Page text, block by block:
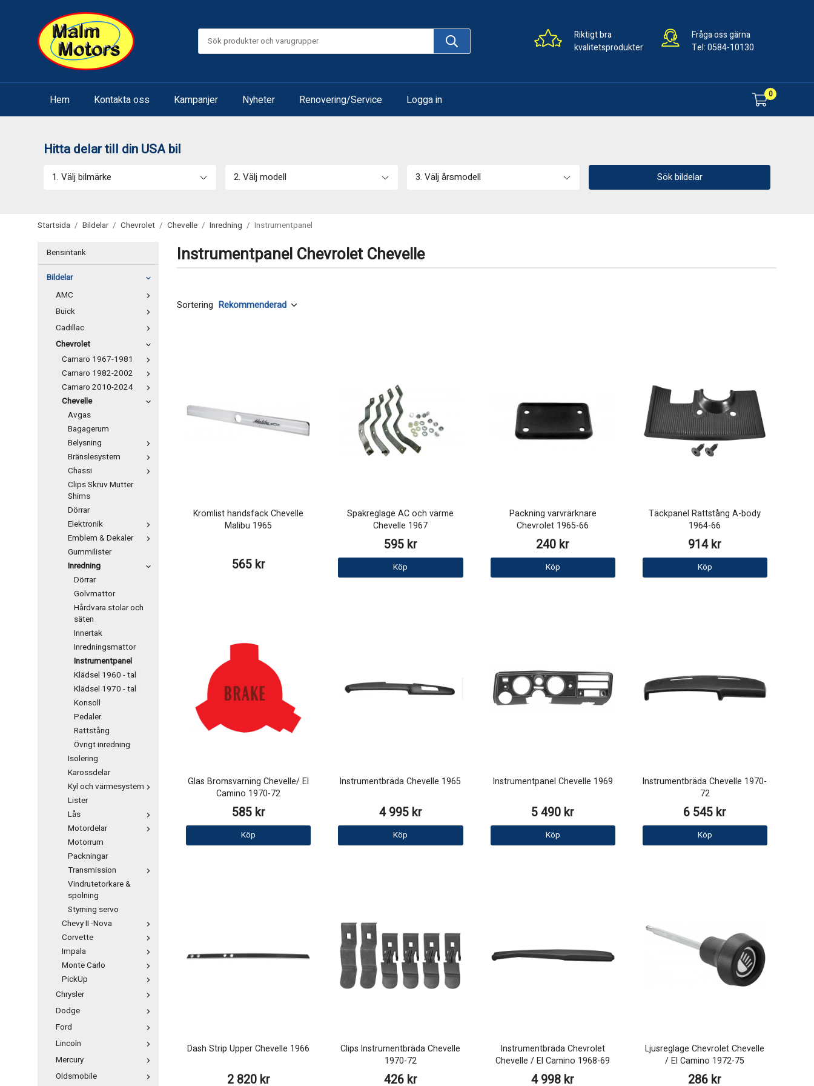
Riktigt bra
kvalitetsprodukter
Fråga oss gärna
Tel:0584-10130
Hem Kontakta oss Kampanjer Nyheter Renovering/Service Logga in 0
Hitta delar till din USA bil
1. Välj bilmärke 2. Välj modell 3. Välj årsmodell Sök bildelar
Startsida / Bildelar / Chevrolet / Chevelle / Inredning / Instrumentpanel
Bensintank
Bildelar
AMC
Buick
Cadillac
Chevrolet
Camaro 1967-1981
Camaro 1982-2002
Camaro 2010-2024
Chevelle
Avgas
Bagagerum
Belysning
Bränslesystem
Chassi
Clips Skruv Mutter
Shims
Dörrar
Elektronik
Emblem & Dekaler
Gummilister
Inredning
Dörrar
Golvmattor
Hårdvara stolar och
säten
Innertak
Inredningsmattor
Instrumentpanel
Klädsel 1960 - tal
Klädsel 1970 - tal
Konsoll
Pedaler
Rattstång
Övrigt inredning
Isolering
Karossdelar
Kyl och värmesystem
Lister
Lås
Motordelar
Motorrum
Packningar
Transmission
Vindrutetorkare &
spolning
Styrning servo
Chevy II -Nova
Corvette
Impala
Monte Carlo
PickUp
Chrysler
Dodge
Ford
Lincoln
Mercury
Oldsmobile
Instrumentpanel Chevrolet Chevelle
Sortering
Kromlist handsfack Chevelle
Malibu 1965
565 kr
Spakreglage AC och värme
Chevelle 1967
595 kr
Köp
Packning varvrärknare
Chevrolet 1965-66
240 kr
Köp
Täckpanel Rattstång A-body
1964-66
914 kr
Köp
Glas Bromsvarning Chevelle/ El
Camino 1970-72
585 kr
Köp
Instrumentbräda Chevelle 1965
4 995 kr
Köp
Instrumentpanel Chevelle 1969
5 490 kr
Köp
Instrumentbräda Chevelle 1970-
72
6 545 kr
Köp
Dash Strip Upper Chevelle 1966
2 820 kr
Clips Instrumentbräda Chevelle
1970-72
426 kr
Instrumentbräda Chevrolet
Chevelle / El Camino 1968-69
4 998 kr
Ljusreglage Chevrolet Chevelle
/ El Camino 1972-75
286 kr